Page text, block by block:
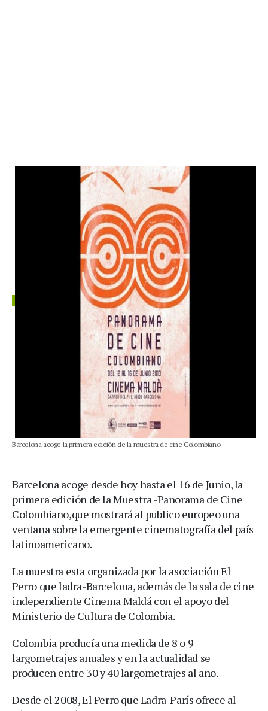
Barcelona acoge la primera edición de la muestra de cine Colombiano
Barcelona acoge desde hoy hasta el 16 de Junio, la
primera edición de la Muestra -Panorama de Cine
Colombiano,que mostrará al publico europeo una
ventana sobre la emergente cinematografía del país
latinoamericano.
La muestra esta organizada por la asociación El
Perro que ladra-Barcelona, además de la sala de cine
independiente Cinema Maldá con el apoyo del
Ministerio de Cultura de Colombia.
Colombia producía una medida de 8 o 9
largometrajes anuales y en la actualidad se
producen entre 30 y 40 largometrajes al año.
Desde el 2008, El Perro que Ladra-París ofrece al